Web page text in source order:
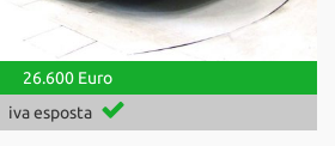
26.600 Euro
iva esposta